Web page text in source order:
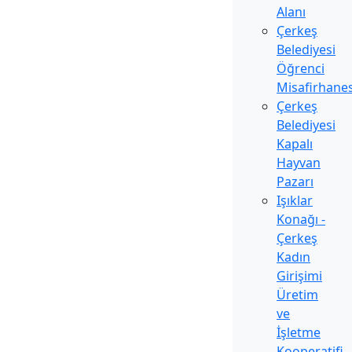
Alanı
Çerkeş
Belediyesi
Öğrenci
Çerkeş
Belediyesi
Kapalı
Hayvan
Pazarı
Işıklar
Konağı -
Çerkeş
Kadın
Girişimi
Üretim
ve
İşletme